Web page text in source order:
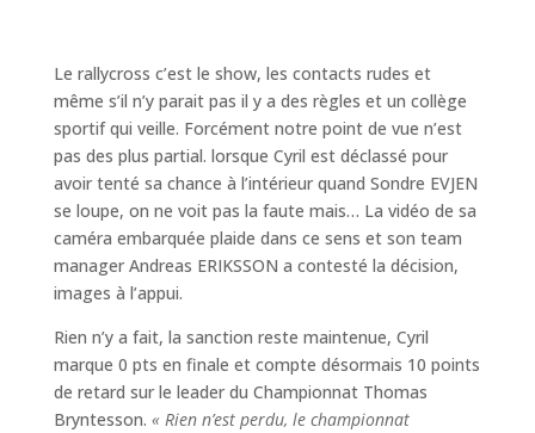
Le rallycross c’est le show, les contacts rudes et
même s’il n’y parait pas il y a des règles et un collège
sportif qui veille. Forcément notre point de vue n’est
pas des plus partial. lorsque Cyril est déclassé pour
avoir tenté sa chance à l’intérieur quand Sondre EVJEN
se loupe, on ne voit pas la faute mais… La vidéo de sa
caméra embarquée plaide dans ce sens et son team
manager Andreas ERIKSSON a contesté la décision,
images à l’appui.
Rien n’y a fait, la sanction reste maintenue, Cyril
marque 0 pts en finale et compte désormais 10 points
de retard sur le leader du Championnat Thomas
Bryntesson. « Rien n’est perdu, le championnat